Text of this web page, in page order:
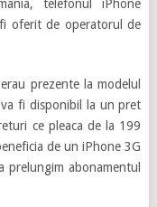
telefonul iPhone
oferit de operatorul de
prezente la modelul
fi disponibil la un pret
ce pleaca de la 199
de un iPhone 3G
prelungim abonamentul